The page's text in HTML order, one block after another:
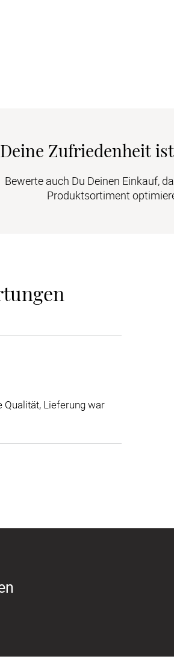
Deine Zufriedenheit
Bewerte auch Du Deinen Einkauf,
Produktsortiment
Qualität, Lieferung war